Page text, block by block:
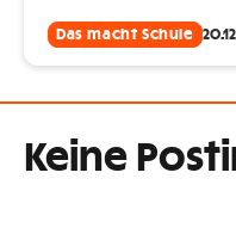
Das macht Schule
Keine